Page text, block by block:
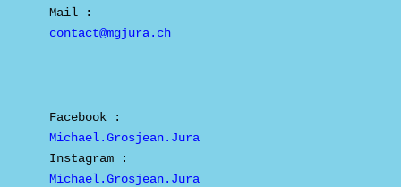
contact@mgjura.ch
Michael.Grosjean.Jura
Michael.Grosjean.Jura